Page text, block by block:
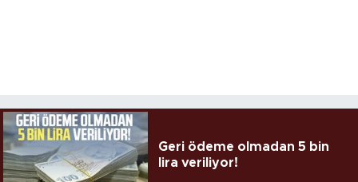
Geri ödeme olmadan 5 bin
lira veriliyor!